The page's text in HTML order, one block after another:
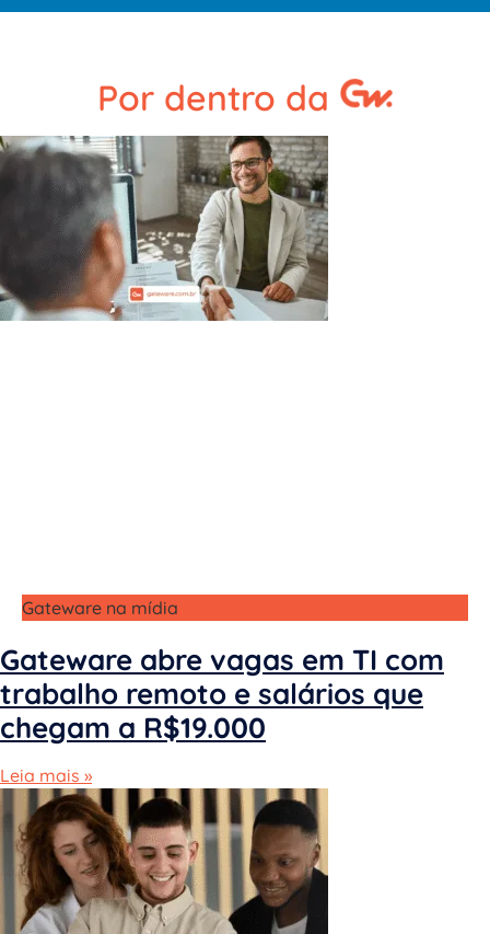
Por dentro da
Gateware na mídia
Gateware abre vagas em TI com
trabalho remoto e salários que
chegam a R$19.000
Leia mais »